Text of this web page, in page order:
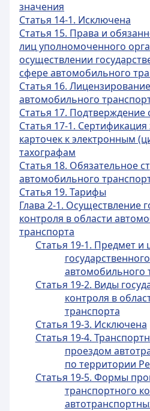
значения
Статья 14-1. Исключена
Статья 15. Права и
лиц уполномоченного
осуществлении
сфере автомобильного
Статья 16.
автомобильного
Статья 17. Подтверждение
Статья 17-1.
карточек к электронным
тахографам
Статья 18. Обязательное
автомобильного
Статья 19. Тарифы
Глава 2-1. Осуществление
контроля в области
транспорта
Статья 19-1. Предмет и
автомобильного
Статья 19-2. Виды
контроля в
транспорта
Статья 19-3. Исключена
Статья 19-4.
проездом
по территории
Статья 19-5. Формы
транспортного